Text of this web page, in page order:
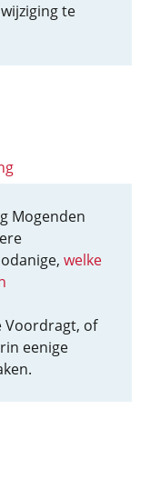
te
Mogenden
welke
Voordragt, of
eenige